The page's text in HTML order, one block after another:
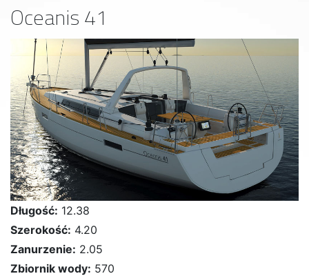
Oceanis 41
Długość: 12.38
Szerokość: 4.20
Zanurzenie: 2.05
Zbiornik wody: 570